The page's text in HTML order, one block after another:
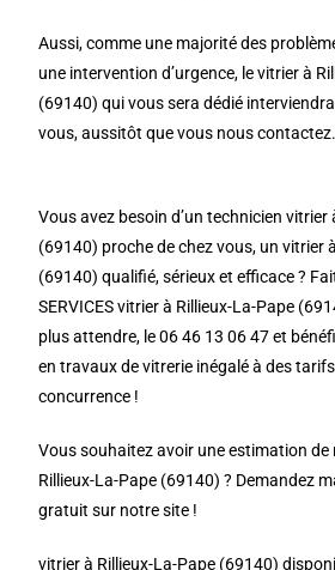
Aussi, comme une majorité des
une intervention d’urgence, le vitrier à
(69140) qui vous sera dédié
vous, aussitôt que vous nous contactez.
Vous avez besoin d’un technicien vitrier
(69140) proche de chez vous, un vitrier
(69140) qualifié, sérieux et efficace ?
SERVICES vitrier à Rillieux-La-Pape
plus attendre, le 06 46 13 06 47 et
en travaux de vitrerie inégalé à des
concurrence !
Vous souhaitez avoir une estimation
Rillieux-La-Pape (69140) ? Demandez
gratuit sur notre site !
vitrier à Rillieux-La-Pape (69140)